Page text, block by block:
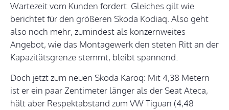
Wartezeit vom Kunden fordert. Gleiches gilt wie
berichtet für den größeren Skoda Kodiaq. Also geht
also noch mehr, zumindest als konzernweites
Angebot, wie das Montagewerk den steten Ritt an der
Kapazitätsgrenze stemmt, bleibt spannend.
Doch jetzt zum neuen Skoda Karoq: Mit 4,38 Metern
ist er ein paar Zentimeter länger als der Seat Ateca,
hält aber Respektabstand zum VW Tiguan (4,48